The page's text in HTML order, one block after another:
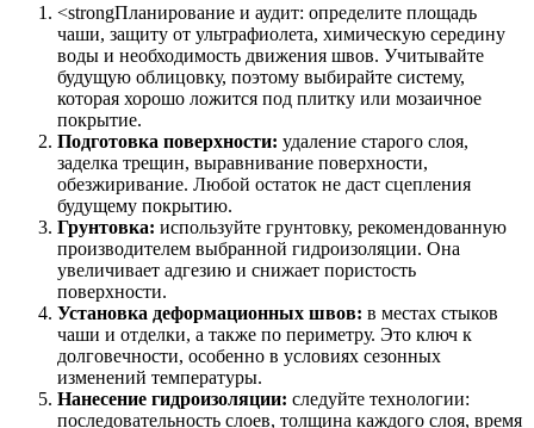
<strongПланирование и аудит: определите площадь
чаши, защиту от ультрафиолета, химическую середину
воды и необходимость движения швов. Учитывайте
будущую облицовку, поэтому выбирайте систему,
которая хорошо ложится под плитку или мозаичное
покрытие.
Подготовка поверхности: удаление старого слоя,
заделка трещин, выравнивание поверхности,
обезжиривание. Любой остаток не даст сцепления
будущему покрытию.
Грунтовка: используйте грунтовку, рекомендованную
производителем выбранной гидроизоляции. Она
увеличивает адгезию и снижает пористость
поверхности.
Установка деформационных швов: в местах стыков
чаши и отделки, а также по периметру. Это ключ к
долговечности, особенно в условиях сезонных
изменений температуры.
Нанесение гидроизоляции: следуйте технологии:
последовательность слоев, толщина каждого слоя, время